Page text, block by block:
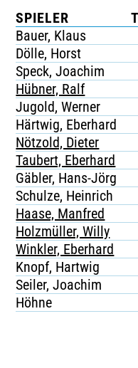
SPIELER
Bauer, Klaus
Dölle, Horst
Speck, Joachim
Hübner, Ralf
Jugold, Werner
Härtwig, Eberhard
Nötzold, Dieter
Taubert, Eberhard
Gäbler, Hans-Jörg
Schulze, Heinrich
Haase, Manfred
Holzmüller, Willy
Winkler, Eberhard
Knopf, Hartwig
Seiler, Joachim
Höhne